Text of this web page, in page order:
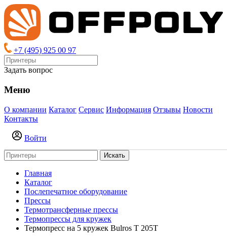
+7 (495) 925 00 97
Задать вопрос
Меню
О компании Каталог Сервис Информация Отзывы Новости
Контакты
Войти
Искать
Главная
Каталог
Послепечатное оборудование
Прессы
Термотрансферные прессы
Термопрессы для кружек
Термопресс на 5 кружек Bulros T 205T